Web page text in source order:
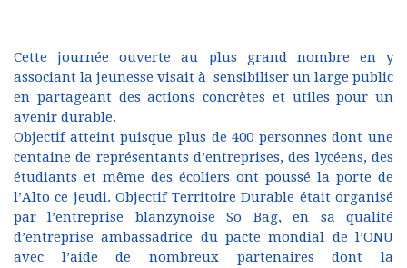
Cette journée ouverte au plus grand nombre en y
associant la jeunesse visait à sensibiliser un large public
en partageant des actions concrètes et utiles pour un
avenir durable.
Objectif atteint puisque plus de 400 personnes dont une
centaine de représentants d’entreprises, des lycéens, des
étudiants et même des écoliers ont poussé la porte de
l’Alto ce jeudi. Objectif Territoire Durable était organisé
par l’entreprise blanzynoise So Bag, en sa qualité
d’entreprise ambassadrice du pacte mondial de l’ONU
avec l’aide de nombreux partenaires dont la